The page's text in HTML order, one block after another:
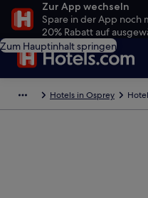
Zur App wechseln
Spare in der App noch
20% Rabatt auf
Zum Hauptinhalt springen
Hotels in Osprey